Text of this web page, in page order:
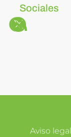
Sociales
Aviso legal